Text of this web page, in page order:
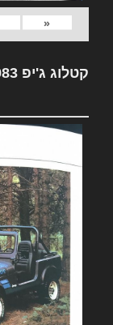
«
קטלוג ג'יפ 1983